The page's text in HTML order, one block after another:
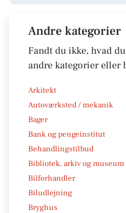
Andre kategorier
Fandt du ikke, hvad
andre kategorier eller
Arkitekt
Autoværksted / mekanik
Bager
Bank og pengeinstitut
Behandlingstilbud
Bibliotek, arkiv og museum
Bilforhandler
Biludlejning
Bryghus